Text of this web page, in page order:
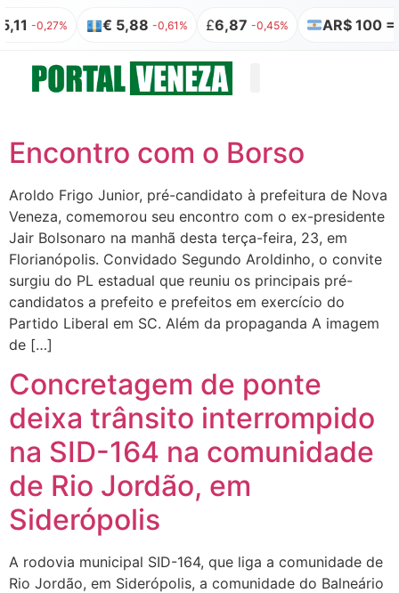
-0,27% € 5,88 -0,61% 6,87 -0,45% AR$ 100 =
Encontro com o Borso
Aroldo Frigo Junior, pré-candidato à prefeitura de Nova
Veneza, comemorou seu encontro com o ex-presidente
Jair Bolsonaro na manhã desta terça-feira, 23, em
Florianópolis. Convidado Segundo Aroldinho, o convite
surgiu do PL estadual que reuniu os principais pré-
candidatos a prefeito e prefeitos em exercício do
Partido Liberal em SC. Além da propaganda A imagem
de […]
Concretagem de ponte
deixa trânsito interrompido
na SID-164 na comunidade
de Rio Jordão, em
Siderópolis
A rodovia municipal SID-164, que liga a comunidade de
Rio Jordão, em Siderópolis, a comunidade do Balneário